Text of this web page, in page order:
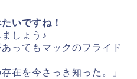
いですね！
しょう♪
ってもマックのフライド
在を今さっき知った。」